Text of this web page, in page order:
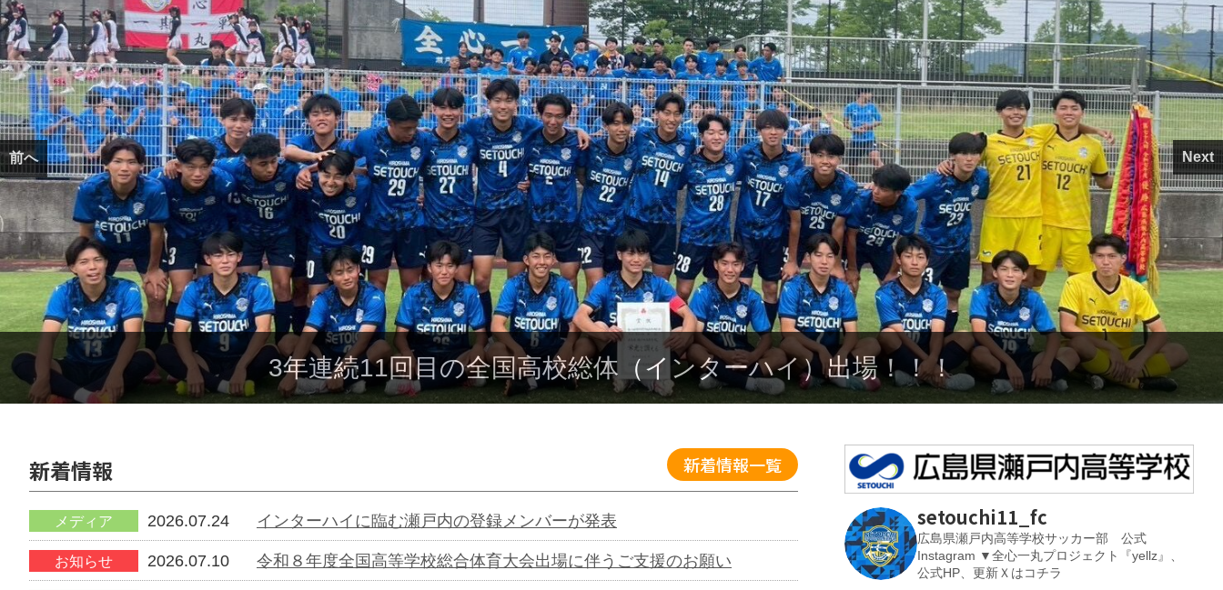
3年連続11回目の全国高校総体（インターハイ）出場！！！
前へ Next
新着情報一覧
新着情報
メディア 2026.07.24 インターハイに臨む瀬戸内の登録メンバーが発表
お知らせ 2026.07.10 令和８年度全国高等学校総合体育大会出場に伴うご支援のお願い
setouchi11_fc
広島県瀬戸内高等学校サッカー部 公式
Instagram ▼全心一丸プロジェクト『yellz』、
公式HP、更新Ｘはコチラ